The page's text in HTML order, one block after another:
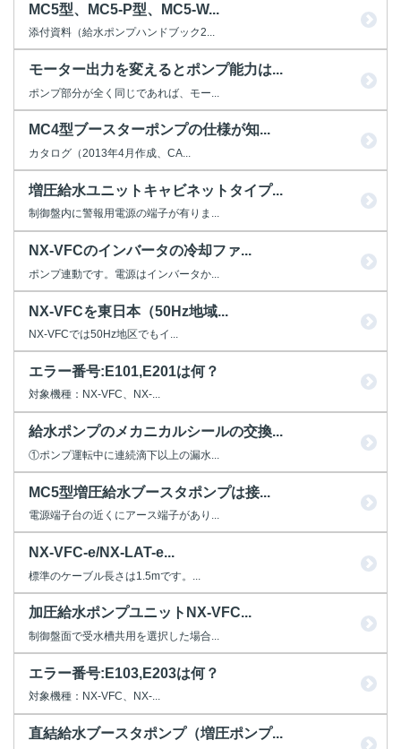
MC5型、MC5-P型、MC5-W...
添付資料（給水ポンプハンドブック2...
モーター出力を変えるとポンプ能力は...
ポンプ部分が全く同じであれば、モー...
MC4型ブースターポンプの仕様が知...
カタログ（2013年4月作成、CA...
増圧給水ユニットキャビネットタイプ...
制御盤内に警報用電源の端子が有りま...
NX-VFCのインバータの冷却ファ...
ポンプ連動です。電源はインバータか...
NX-VFCを東日本（50Hz地域...
NX-VFCでは50Hz地区でもイ...
エラー番号:E101,E201は何？
対象機種：NX-VFC、NX-...
給水ポンプのメカニカルシールの交換...
①ポンプ運転中に連続滴下以上の漏水...
MC5型増圧給水ブースタポンプは接...
電源端子台の近くにアース端子があり...
NX-VFC-e/NX-LAT-e...
標準のケーブル長さは1.5mです。...
加圧給水ポンプユニットNX-VFC...
制御盤面で受水槽共用を選択した場合...
エラー番号:E103,E203は何？
対象機種：NX-VFC、NX-...
直結給水ブースタポンプ（増圧ポンプ...